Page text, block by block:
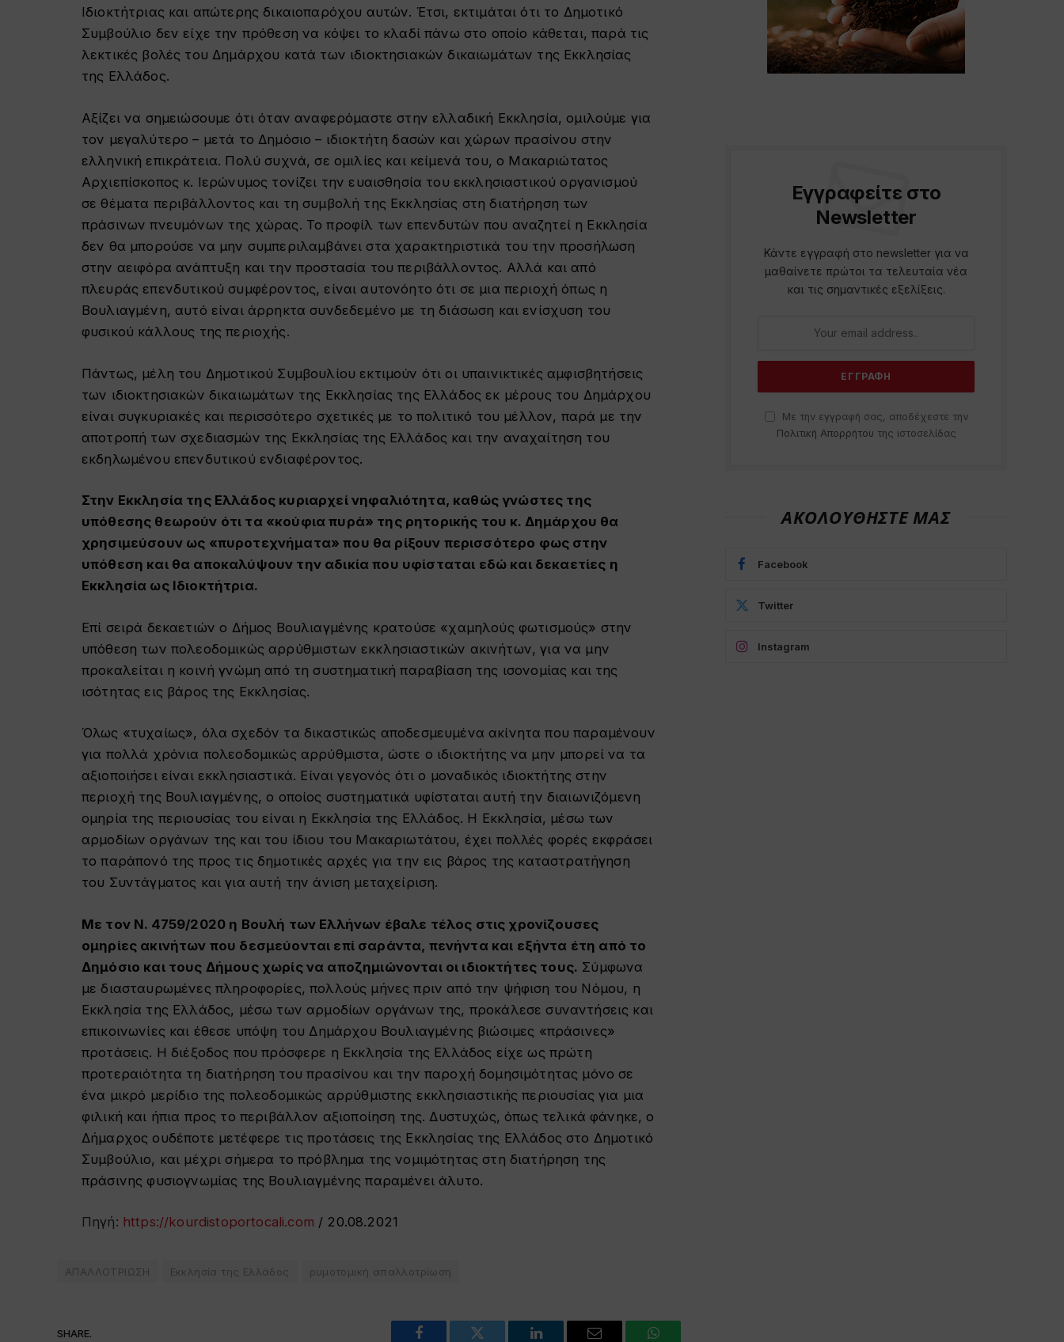
Ιδιοκτήτριας και απώτερης δικαιοπαρόχου αυτών. Έτσι, εκτιμάται ότι το Δημοτικό
Συμβούλιο δεν είχε την πρόθεση να κόψει το κλαδί πάνω στο οποίο κάθεται, παρά τις
λεκτικές βολές του Δημάρχου κατά των ιδιοκτησιακών δικαιωμάτων της Εκκλησίας
της Ελλάδος.
Αξίζει να σημειώσουμε ότι όταν αναφερόμαστε στην ελλαδική Εκκλησία, ομιλούμε για
τον μεγαλύτερο – μετά το Δημόσιο – ιδιοκτήτη δασών και χώρων πρασίνου στην
ελληνική επικράτεια. Πολύ συχνά, σε ομιλίες και κείμενά του, ο Μακαριώτατος
Αρχιεπίσκοπος κ. Ιερώνυμος τονίζει την ευαισθησία του εκκλησιαστικού οργανισμού
σε θέματα περιβάλλοντος και τη συμβολή της Εκκλησίας στη διατήρηση των
πράσινων πνευμόνων της χώρας. Το προφίλ των επενδυτών που αναζητεί η Εκκλησία
δεν θα μπορούσε να μην συμπεριλαμβάνει στα χαρακτηριστικά του την προσήλωση
στην αειφόρα ανάπτυξη και την προστασία του περιβάλλοντος. Αλλά και από
πλευράς επενδυτικού συμφέροντος, είναι αυτονόητο ότι σε μια περιοχή όπως η
Βουλιαγμένη, αυτό είναι άρρηκτα συνδεδεμένο με τη διάσωση και ενίσχυση του
φυσικού κάλλους της περιοχής.
Πάντως, μέλη του Δημοτικού Συμβουλίου εκτιμούν ότι οι υπαινικτικές αμφισβητήσεις
των ιδιοκτησιακών δικαιωμάτων της Εκκλησίας της Ελλάδος εκ μέρους του Δημάρχου
είναι συγκυριακές και περισσότερο σχετικές με το πολιτικό του μέλλον, παρά με την
αποτροπή των σχεδιασμών της Εκκλησίας της Ελλάδος και την αναχαίτηση του
εκδηλωμένου επενδυτικού ενδιαφέροντος.
Στην Εκκλησία της Ελλάδος κυριαρχεί νηφαλιότητα, καθώς γνώστες της
υπόθεσης θεωρούν ότι τα «κούφια πυρά» της ρητορικής του κ. Δημάρχου θα
χρησιμεύσουν ως «πυροτεχνήματα» που θα ρίξουν περισσότερο φως στην
υπόθεση και θα αποκαλύψουν την αδικία που υφίσταται εδώ και δεκαετίες η
Εκκλησία ως Ιδιοκτήτρια.
Επί σειρά δεκαετιών ο Δήμος Βουλιαγμένης κρατούσε «χαμηλούς φωτισμούς» στην
υπόθεση των πολεοδομικώς αρρύθμιστων εκκλησιαστικών ακινήτων, για να μην
προκαλείται η κοινή γνώμη από τη συστηματική παραβίαση της ισονομίας και της
ισότητας εις βάρος της Εκκλησίας.
Όλως «τυχαίως», όλα σχεδόν τα δικαστικώς αποδεσμευμένα ακίνητα που παραμένουν
για πολλά χρόνια πολεοδομικώς αρρύθμιστα, ώστε ο ιδιοκτήτης να μην μπορεί να τα
αξιοποιήσει είναι εκκλησιαστικά. Είναι γεγονός ότι ο μοναδικός ιδιοκτήτης στην
περιοχή της Βουλιαγμένης, ο οποίος συστηματικά υφίσταται αυτή την διαιωνιζόμενη
ομηρία της περιουσίας του είναι η Εκκλησία της Ελλάδος. Η Εκκλησία, μέσω των
αρμοδίων οργάνων της και του ίδιου του Μακαριωτάτου, έχει πολλές φορές εκφράσει
το παράπονό της προς τις δημοτικές αρχές για την εις βάρος της καταστρατήγηση
του Συντάγματος και για αυτή την άνιση μεταχείριση.
Με τον Ν. 4759/2020 η Βουλή των Ελλήνων έβαλε τέλος στις χρονίζουσες
ομηρίες ακινήτων που δεσμεύονται επί σαράντα, πενήντα και εξήντα έτη από το
Δημόσιο και τους Δήμους χωρίς να αποζημιώνονται οι ιδιοκτήτες τους. Σύμφωνα
με διασταυρωμένες πληροφορίες, πολλούς μήνες πριν από την ψήφιση του Νόμου, η
Εκκλησία της Ελλάδος, μέσω των αρμοδίων οργάνων της, προκάλεσε συναντήσεις και
επικοινωνίες και έθεσε υπόψη του Δημάρχου Βουλιαγμένης βιώσιμες «πράσινες»
προτάσεις. Η διέξοδος που πρόσφερε η Εκκλησία της Ελλάδος είχε ως πρώτη
προτεραιότητα τη διατήρηση του πρασίνου και την παροχή δομησιμότητας μόνο σε
ένα μικρό μερίδιο της πολεοδομικώς αρρύθμιστης εκκλησιαστικής περιουσίας για μια
φιλική και ήπια προς το περιβάλλον αξιοποίηση της. Δυστυχώς, όπως τελικά φάνηκε, ο
Δήμαρχος ουδέποτε μετέφερε τις προτάσεις της Εκκλησίας της Ελλάδος στο Δημοτικό
Συμβούλιο, και μέχρι σήμερα το πρόβλημα της νομιμότητας στη διατήρηση της
πράσινης φυσιογνωμίας της Βουλιαγμένης παραμένει άλυτο.
Πηγή: https://kourdistoportocali.com / 20.08.2021
ΑΠΑΛΛΟΤΡΙΩΣΗ Εκκλησία της Ελλάδος ρυμοτομική απαλλοτρίωση
SHARE.
Εγγραφείτε στο
Newsletter
Κάντε εγγραφή στο newsletter για να
μαθαίνετε πρώτοι τα τελευταία νέα
και τις σημαντικές εξελίξεις.
Με την εγγραφή σας, αποδέχεστε την
Πολιτική Απορρήτου της ιστοσελίδας
ΑΚΟΛΟΥΘΗΣΤΕ ΜΑΣ
Facebook
Twitter
Instagram